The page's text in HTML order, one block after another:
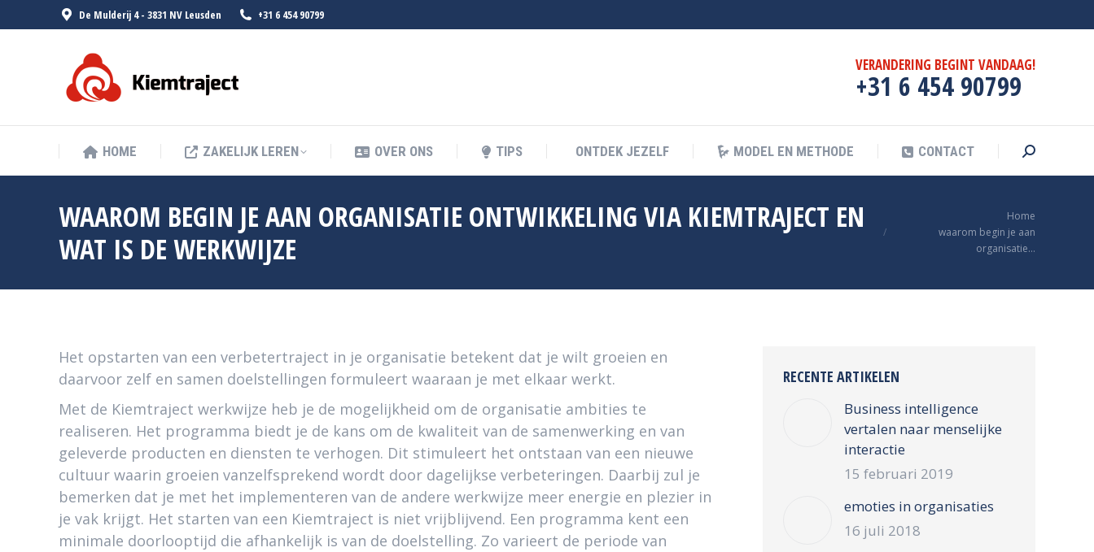
De Mulderij 4 - 3831 NV Leusden +31 6 454 90799
VERANDERING BEGINT VANDAAG!
+31 6 454 90799
HOME ZAKELIJK LEREN OVER ONS TIPS ONTDEK JEZELF MODEL EN METHODE CONTACT Search:
WAAROM BEGIN JE AAN ORGANISATIE ONTWIKKELING VIA KIEMTRAJECT EN
WAT IS DE WERKWIJZE
Home
waarom begin je aan
organisatie…
Het opstarten van een verbetertraject in je organisatie betekent dat je wilt groeien en
daarvoor zelf en samen doelstellingen formuleert waaraan je met elkaar werkt.
Met de Kiemtraject werkwijze heb je de mogelijkheid om de organisatie ambities te
realiseren. Het programma biedt je de kans om de kwaliteit van de samenwerking en van
geleverde producten en diensten te verhogen. Dit stimuleert het ontstaan van een nieuwe
cultuur waarin groeien vanzelfsprekend wordt door dagelijkse verbeteringen. Daarbij zul je
bemerken dat je met het implementeren van de andere werkwijze meer energie en plezier in
je vak krijgt. Het starten van een Kiemtraject is niet vrijblijvend. Een programma kent een
minimale doorlooptijd die afhankelijk is van de doelstelling. Zo varieert de periode van
RECENTE ARTIKELEN
Business intelligence
vertalen naar menselijke
interactie
15 februari 2019
emoties in organisaties
16 juli 2018
HOME ZAKELIJK LEREN OVER ONS TIPS ONTDEK JEZELF MODEL EN METHODE CONTACT Search: